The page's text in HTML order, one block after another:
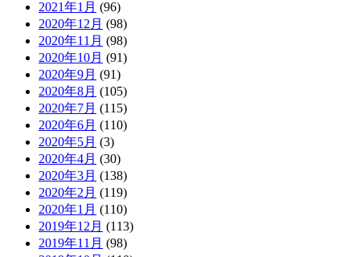
2021年1月 (96)
2020年12月 (98)
2020年11月 (98)
2020年10月 (91)
2020年9月 (91)
2020年8月 (105)
2020年7月 (115)
2020年6月 (110)
2020年5月 (3)
2020年4月 (30)
2020年3月 (138)
2020年2月 (119)
2020年1月 (110)
2019年12月 (113)
2019年11月 (98)